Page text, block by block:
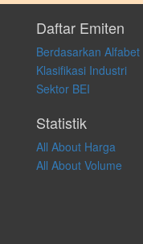
pribadi. Kami tidak
membeli, menjual atau
transaksi perdagangan
atas keputusan investasi
apapun juga, yang
langsung atas konten
Daftar Emiten
Berdasarkan Alfabet
Klasifikasi Industri
Sektor BEI
Statistik
All About Harga
All About Volume